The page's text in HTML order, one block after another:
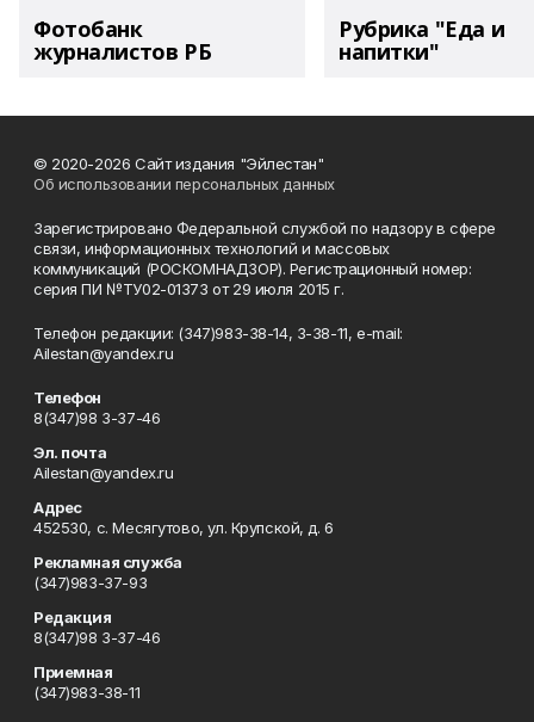
Фотобанк
журналистов РБ
Рубрика "Еда и
напитки"
© 2020-2026 Сайт издания "Эйлестан"
Об использовании персональных данных
Зарегистрировано Федеральной службой по надзору в сфере
связи, информационных технологий и массовых
коммуникаций (РОСКОМНАДЗОР). Регистрационный номер:
серия ПИ №ТУ02-01373 от 29 июля 2015 г.
Телефон редакции: (347)983-38-14, 3-38-11, e-mail:
Ailestan@yandex.ru
Телефон
8(347)98 3-37-46
Эл. почта
Ailestan@yandex.ru
Адрес
452530, с. Месягутово, ул. Крупской, д. 6
Рекламная служба
(347)983-37-93
Редакция
8(347)98 3-37-46
Приемная
(347)983-38-11